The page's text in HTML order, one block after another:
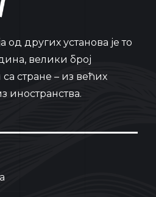
од других установа је то
велики број
стране – из већих
иностранства.